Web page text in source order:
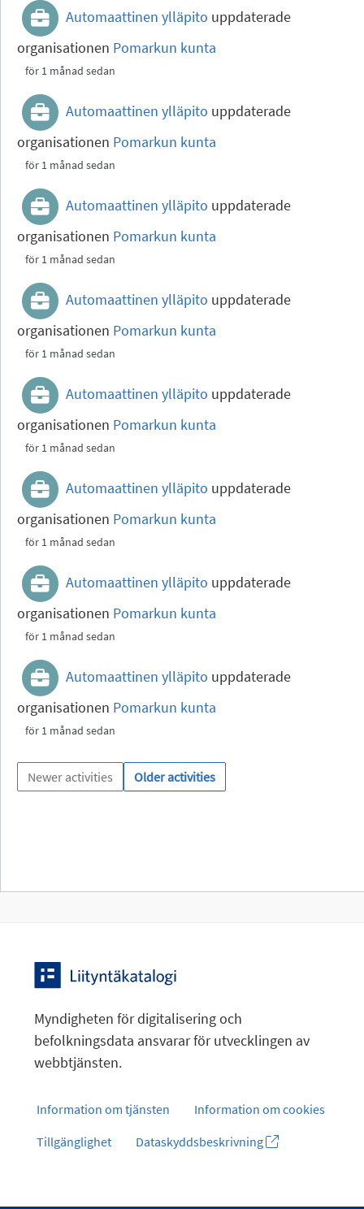
Automaattinen ylläpito uppdaterade
organisationen Pomarkun kunta
för 1 månad sedan
Automaattinen ylläpito uppdaterade
organisationen Pomarkun kunta
för 1 månad sedan
Automaattinen ylläpito uppdaterade
organisationen Pomarkun kunta
för 1 månad sedan
Automaattinen ylläpito uppdaterade
organisationen Pomarkun kunta
för 1 månad sedan
Automaattinen ylläpito uppdaterade
organisationen Pomarkun kunta
för 1 månad sedan
Automaattinen ylläpito uppdaterade
organisationen Pomarkun kunta
för 1 månad sedan
Automaattinen ylläpito uppdaterade
organisationen Pomarkun kunta
för 1 månad sedan
Automaattinen ylläpito uppdaterade
organisationen Pomarkun kunta
för 1 månad sedan
Newer activities Older activities
Myndigheten för digitalisering och
befolkningsdata ansvarar för utvecklingen av
webbtjänsten.
Information om tjänsten
Information om cookies
Tillgänglighet
Dataskyddsbeskrivning